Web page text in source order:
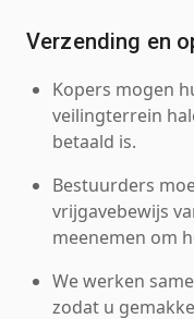
Verzending en
Kopers mogen
veilingterrein
betaald is.
Bestuurders
vrijgavebewijs
meenemen om
We werken
zodat u